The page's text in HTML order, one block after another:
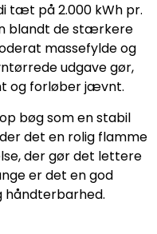
tæt på 2.000 kWh pr.
blandt de stærkere
massefylde og
udgave gør,
og forløber jævnt.
bøg som en stabil
det en rolig flamme
der gør det lettere
er det en god